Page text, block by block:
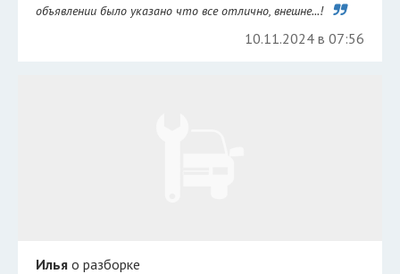
объявлении было указано что все отлично, внешне...!
10.11.2024 в 07:56
Илья о разборке